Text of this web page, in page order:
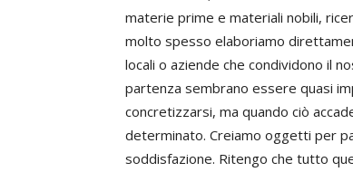
materie prime e materiali nobili,
molto spesso elaboriamo
locali o aziende che condividono il
partenza sembrano essere quasi
concretizzarsi, ma quando ciò
determinato. Creiamo oggetti per
soddisfazione. Ritengo che tutto